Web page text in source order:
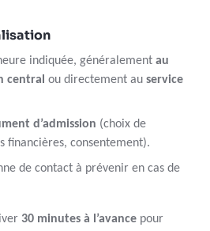
indiquée, généralement au
central ou directement au service
d’admission (choix de
financières, consentement).
de contact à prévenir en cas de
30 minutes à l’avance pour